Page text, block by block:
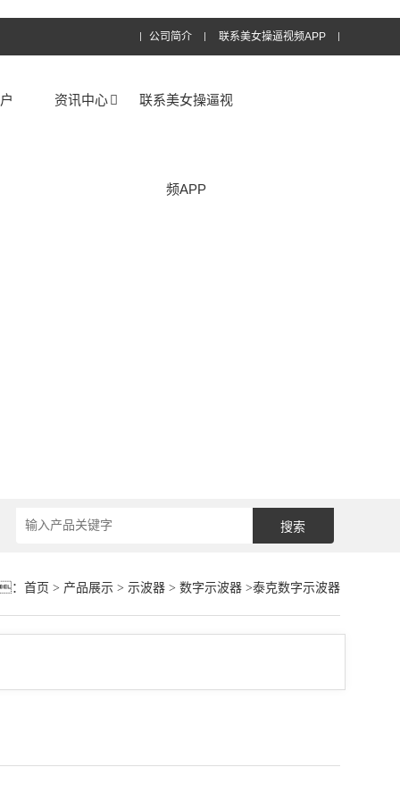
公司简介 联系美女操逼视频APP
资讯中心 联系美女操逼视
频APP
： 首页 > 产品展示> 示波器> 数字示波器>泰克数字示波器